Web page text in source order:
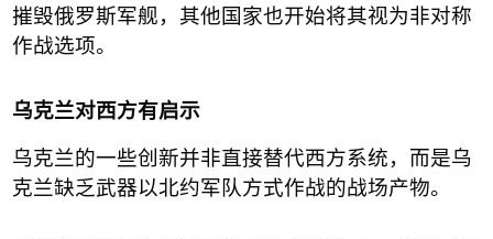
摧毁俄罗斯军舰，其他国家也开始将其视为非对称
作战选项。
乌克兰对西方有启示
乌克兰的一些创新并非直接替代西方系统，而是乌
克兰缺乏武器以北约军队方式作战的战场产物。